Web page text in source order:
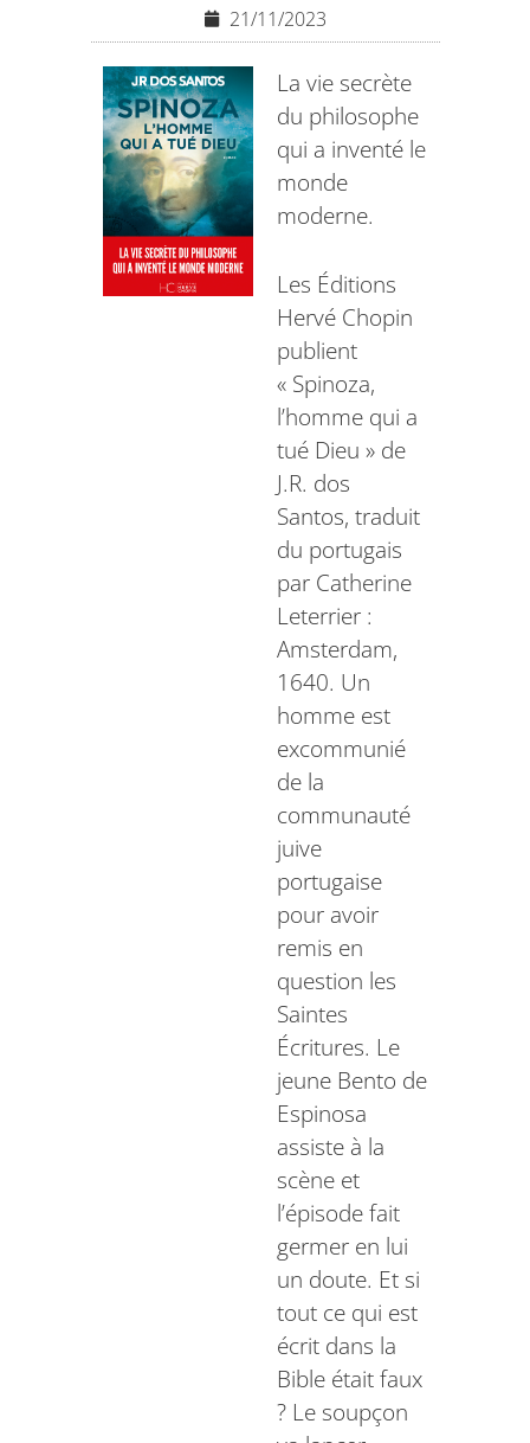
21/11/2023
La vie secrète
du philosophe
qui a inventé le
monde
moderne.
Les Éditions
Hervé Chopin
publient
« Spinoza,
l’homme qui a
tué Dieu » de
J.R. dos
Santos, traduit
du portugais
par Catherine
Leterrier :
Amsterdam,
1640. Un
homme est
excommunié
de la
communauté
juive
portugaise
pour avoir
remis en
question les
Saintes
Écritures. Le
jeune Bento de
Espinosa
assiste à la
scène et
l’épisode fait
germer en lui
un doute. Et si
tout ce qui est
écrit dans la
Bible était faux
? Le soupçon